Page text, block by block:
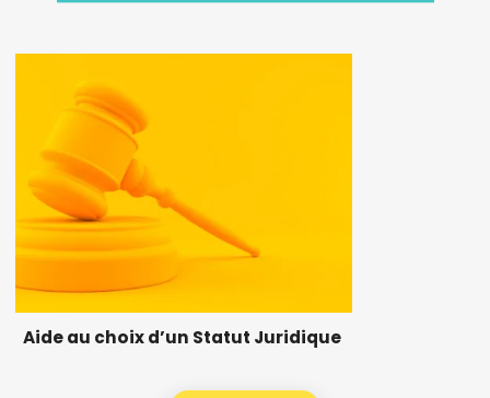
Aide au choix d’un Statut Juridique